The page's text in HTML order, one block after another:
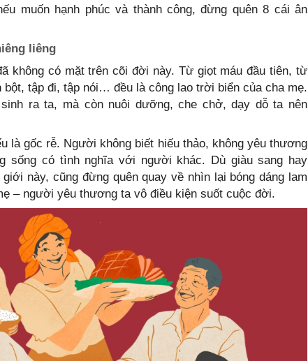
muốn hạnh phúc và thành công, đừng quên 8 cái ân
liêng
không có mặt trên cõi đời này. Từ giọt máu đầu tiên, từ
bột, tập đi, tập nói… đều là công lao trời biển của cha mẹ.
ra ta, mà còn nuôi dưỡng, che chở, dạy dỗ ta nên
là gốc rễ. Người không biết hiếu thảo, không yêu thương
sống có tình nghĩa với người khác. Dù giàu sang hay
này, cũng đừng quên quay về nhìn lại bóng dáng lam
– người yêu thương ta vô điều kiện suốt cuộc đời.